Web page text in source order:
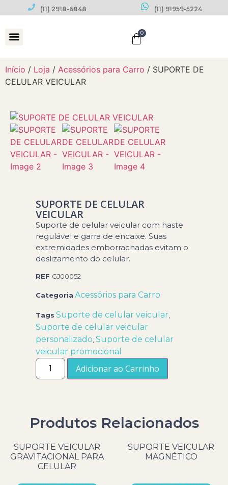
(11) 2918-6848 (11) 91959-5224
0
Início / Loja / Acessórios para Carro / SUPORTE DE
CELULAR VEICULAR
SUPORTE DE CELULAR
VEICULAR
Suporte de celular veicular com haste
regulável e garra de encaixe. Suas
extremidades emborrachadas evitam o
deslizamento do celular.
REF GJ00052
Categoria Acessórios para Carro
Tags Suporte de celular veicular,
Suporte de celular veicular
personalizado,Suporte de celular
veicular promocional
Adicionar ao Carrinho
Produtos Relacionados
SUPORTE VEICULAR
GRAVITACIONAL PARA
CELULAR
SUPORTE VEICULAR
MAGNÉTICO